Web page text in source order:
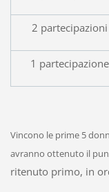
2 partecipazioni
1 partecipazione
Vincono le prime 5
avranno ottenuto il
ritenuto primo, in